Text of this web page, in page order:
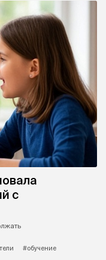
с
#обучение